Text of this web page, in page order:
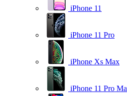
iPhone 11
iPhone 11 Pro
iPhone Xs Max
iPhone 11 Pro